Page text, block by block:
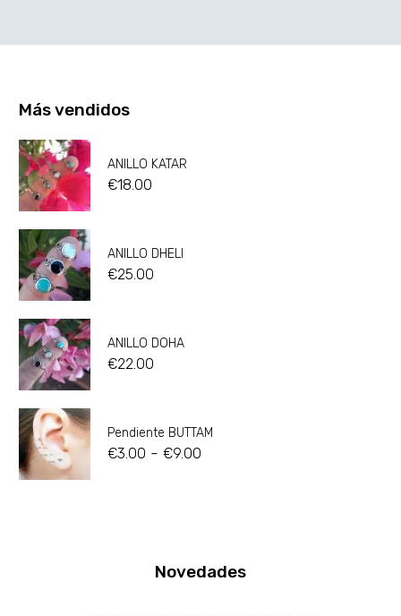
Más vendidos
ANILLO KATAR
€18.00
ANILLO DHELI
€25.00
ANILLO DOHA
€22.00
Pendiente BUTTAM
€3.00 - €9.00
Novedades